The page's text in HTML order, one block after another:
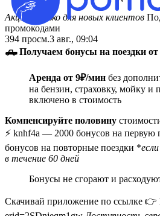
Акция только для новых клиентов
промокодами
394 просм.3 авг., 09:04
🛻Получаем бонусы на поездки
Аренда от 9₽/мин без
на бензин, страховку, мойку и
включено в стоимость
Компенсируйте половину
⚡️ knhf4a — 2000 бонусов на первую
бонусов на повторные поездки *
в течение 60 дней
Бонусы не сгорают и
Скачивай приложение по ссылке 👉